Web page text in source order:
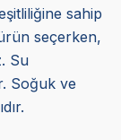
sahip
seçerken,
Su
Soğuk ve